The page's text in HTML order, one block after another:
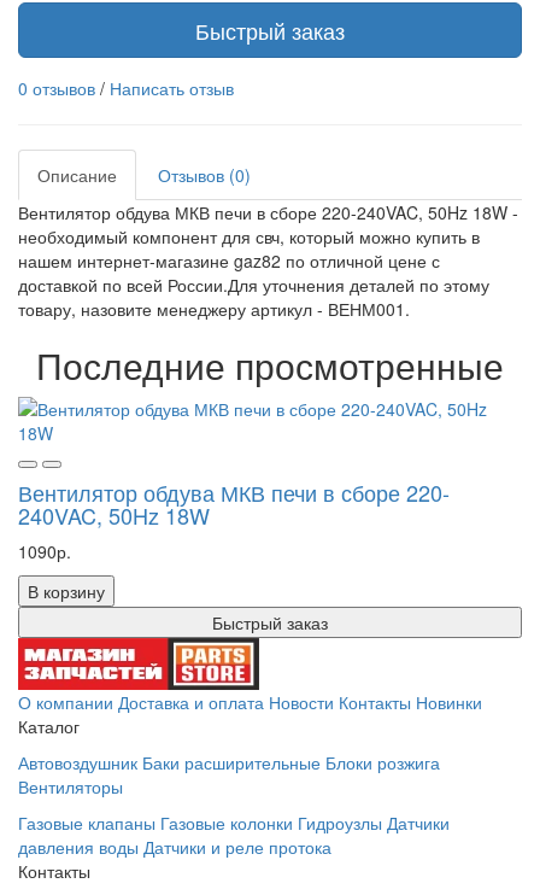
Быстрый заказ
0 отзывов / Написать отзыв
Описание
Отзывов (0)
Вентилятор обдува МКВ печи в сборе 220-240VAC, 50Hz 18W -
необходимый компонент для свч, который можно купить в
нашем интернет-магазине gaz82 по отличной цене с
доставкой по всей России.Для уточнения деталей по этому
товару, назовите менеджеру артикул - ВЕНМ001.
Последние просмотренные
Вентилятор обдува МКВ печи в сборе 220-
240VAC, 50Hz 18W
1090р.
В корзину
Быстрый заказ
О компании Доставка и оплата Новости Контакты Новинки
Каталог
Автовоздушник Баки расширительные Блоки розжига
Вентиляторы
Газовые клапаны Газовые колонки Гидроузлы Датчики
давления воды Датчики и реле протока
Контакты